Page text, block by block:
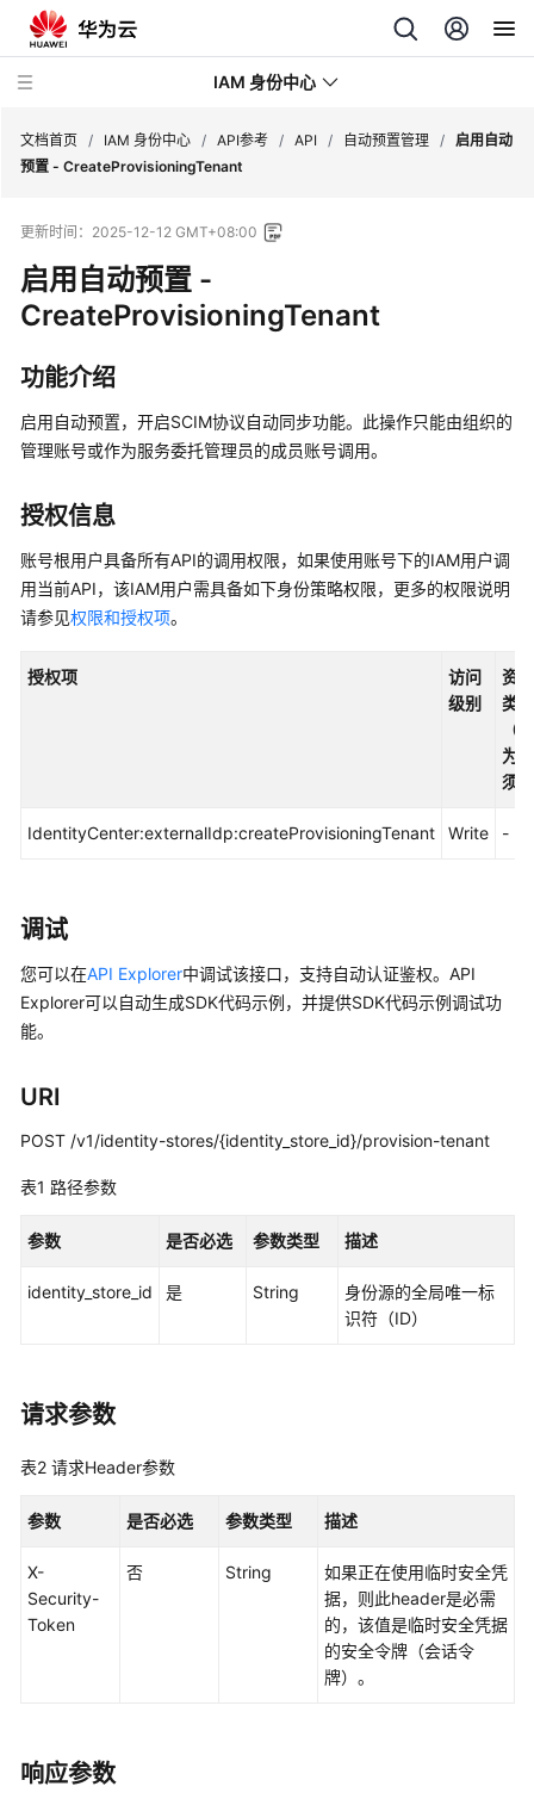
IAM 身份中心
新
动
态
品
绍
速
门
用
指
必
读
何
调
API
理
实
制
理
文档首页 / IAM 身份中心 / API参考 / API / 自动预置管理 / 启用自动
预置 - CreateProvisioningTenant
更新时间： 2025-12-12 GMT+08:00
启用自动预置 -
CreateProvisioningTenant
功能介绍
启用自动预置，开启SCIM协议自动同步功能。此操作只能由组织的
管理账号或作为服务委托管理员的成员账号调用。
授权信息
账号根用户具备所有API的调用权限，如果使用账号下的IAM用户调
用当前API，该IAM用户需具备如下身份策略权限，更多的权限说明
请参见权限和授权项。
授权项
访问
级别
资源
类型
（*
为必
须）
IdentityCenter:externalIdp:createProvisioningTenant Write -
调试
您可以在API Explorer中调试该接口，支持自动认证鉴权。API
Explorer可以自动生成SDK代码示例，并提供SDK代码示例调试功
能。
URI
POST /v1/identity-stores/{identity_store_id}/provision-tenant
表1 路径参数
参数 是否必选 参数类型 描述
identity_store_id 是 String
身份源的全局唯一标
识符（ID）
请求参数
表2 请求Header参数
参数 是否必选 参数类型 描述
X-
Security-
Token
否 String
如果正在使用临时安全凭
据，则此header是必需
的，该值是临时安全凭据
的安全令牌（会话令
牌）。
响应参数